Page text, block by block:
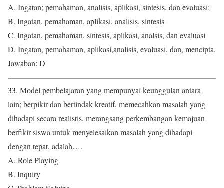
A. Ingatan; pemahaman, analisis, aplikasi, sintesis, dan evaluasi;
B. Ingatan, pemahaman, aplikasi, analisis, síntesis
C. Ingatan, pemahaman, síntesis, aplikasi, analsis, dan evaluasi
D. Ingatan, pemahaman, aplikasi,analisis, evaluasi, dan, mencipta.
Jawaban: D
33. Model pembelajaran yang mempunyai keunggulan antara
lain; berpikir dan bertindak kreatif, memecahkan masalah yang
dihadapi secara realistis, merangsang perkembangan kemajuan
berfikir siswa untuk menyelesaikan masalah yang dihadapi
dengan tepat, adalah….
A. Role Playing
B. Inquiry